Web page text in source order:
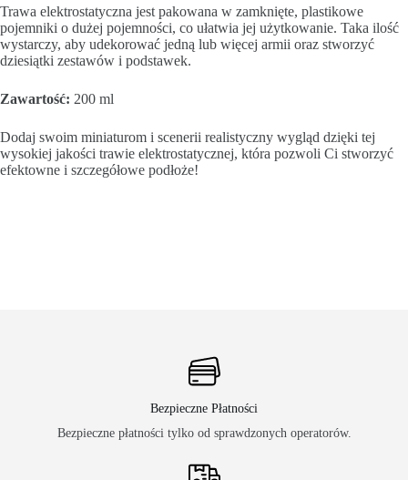
Trawa elektrostatyczna jest pakowana w zamknięte, plastikowe
pojemniki o dużej pojemności, co ułatwia jej użytkowanie. Taka ilość
wystarczy, aby udekorować jedną lub więcej armii oraz stworzyć
dziesiątki zestawów i podstawek.
Zawartość: 200 ml
Dodaj swoim miniaturom i scenerii realistyczny wygląd dzięki tej
wysokiej jakości trawie elektrostatycznej, która pozwoli Ci stworzyć
efektowne i szczegółowe podłoże!
Bezpieczne Płatności
Bezpieczne płatności tylko od sprawdzonych operatorów.